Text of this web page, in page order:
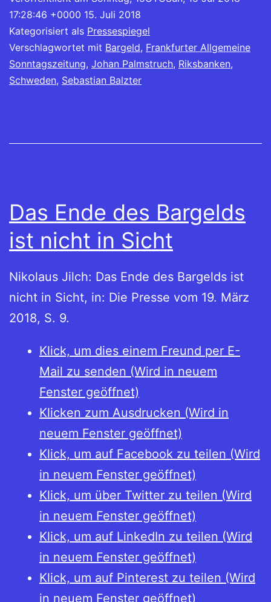
17:28:46 +0000 15. Juli 2018
Kategorisiert als Pressespiegel
Verschlagwortet mit Bargeld, Frankfurter Allgemeine
Sonntagszeitung, Johan Palmstruch, Riksbanken,
Schweden, Sebastian Balzter
Das Ende des Bargelds
ist nicht in Sicht
Nikolaus Jilch: Das Ende des Bargelds ist
nicht in Sicht, in: Die Presse vom 19. März
2018, S. 9.
Klick, um dies einem Freund per E-
Mail zu senden (Wird in neuem
Fenster geöffnet)
Klicken zum Ausdrucken (Wird in
neuem Fenster geöffnet)
Klick, um auf Facebook zu teilen (Wird
in neuem Fenster geöffnet)
Klick, um über Twitter zu teilen (Wird
in neuem Fenster geöffnet)
Klick, um auf LinkedIn zu teilen (Wird
in neuem Fenster geöffnet)
Klick, um auf Pinterest zu teilen (Wird
in neuem Fenster geöffnet)